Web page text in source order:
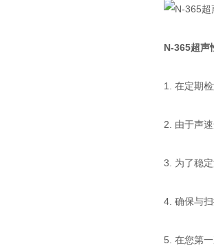
N-365超声
1. 在定期
2. 由于声
3. 为了稳
4. 确保与
5. 在您第